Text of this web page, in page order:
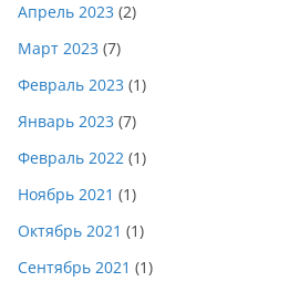
Апрель 2023 (2)
Март 2023 (7)
Февраль 2023 (1)
Январь 2023 (7)
Февраль 2022 (1)
Ноябрь 2021 (1)
Октябрь 2021 (1)
Сентябрь 2021 (1)